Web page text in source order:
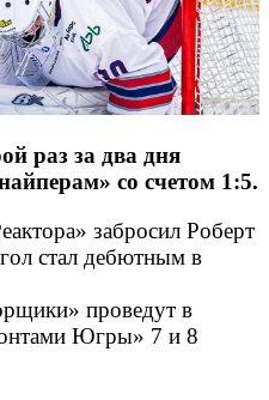
раз за два дня
со счетом 1:5.
забросил Роберт
стал дебютным в
проведут в
Югры» 7 и 8